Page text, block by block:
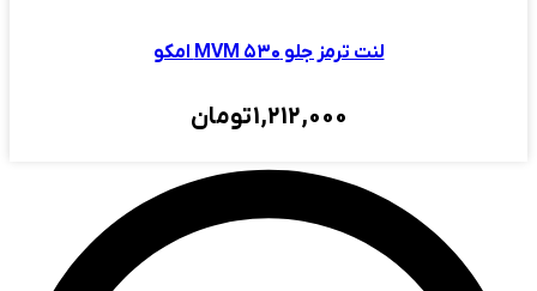
لنت ترمز جلو MVM ۵۳۰ امکو
1,212,000تومان